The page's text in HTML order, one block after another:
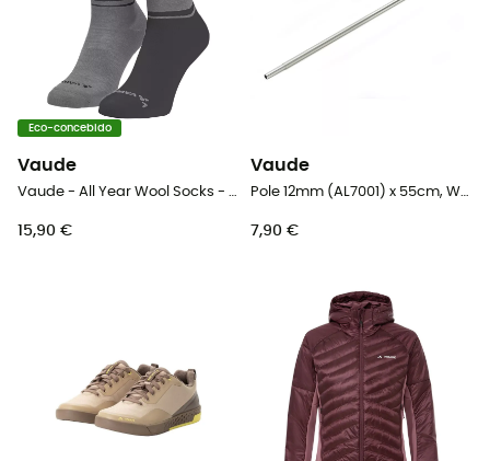
Eco-concebido
Vaude
Vaude - All Year Wool Socks - Meias de ciclismo
15,90 €
Vaude
Pole 12mm (AL7001) x 55cm, W/Insert
7,90 €